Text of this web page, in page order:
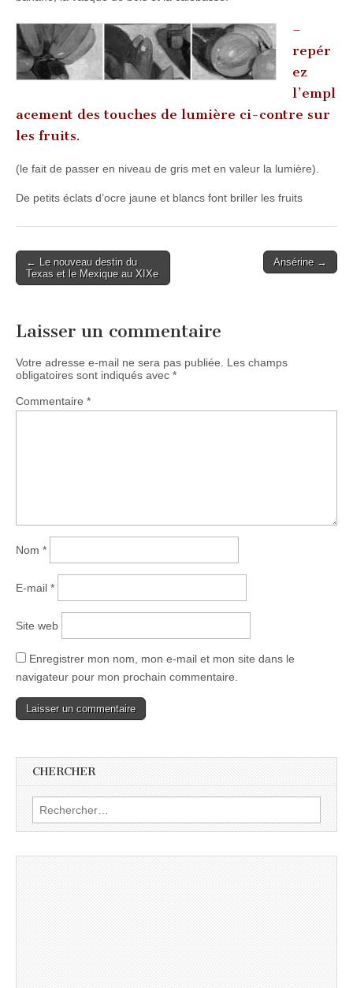
–
repér
ez
l’empl
acement des touches de lumière ci-contre sur
les fruits.
(le fait de passer en niveau de gris met en valeur la lumière).
De petits éclats d’ocre jaune et blancs font briller les fruits
Post
navigation
← Le nouveau destin du
Texas et le Mexique au XIXe
Ansérine →
Laisser un commentaire
Votre adresse e-mail ne sera pas publiée.
Les champs
obligatoires sont indiqués avec *
Commentaire *
Nom *
E-mail *
Site web
Enregistrer mon nom, mon e-mail et mon site dans le
navigateur pour mon prochain commentaire.
CHERCHER
Rechercher :